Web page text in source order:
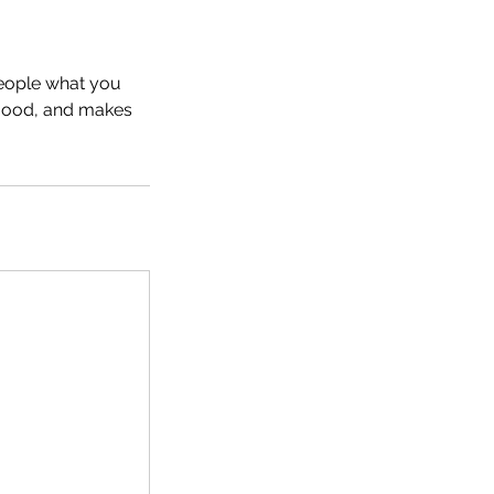
what you
and makes